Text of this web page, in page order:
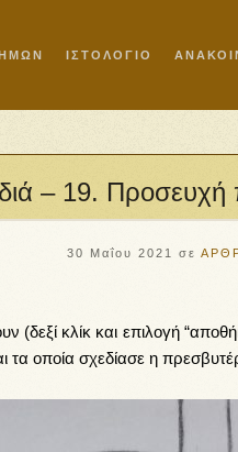
ΙΣΤΟΛΟΓΙΟ
– 19.
30 Μαΐου 2021 σε
(δεξί κλίκ και επιλογή
τα οποία σχεδίασε η